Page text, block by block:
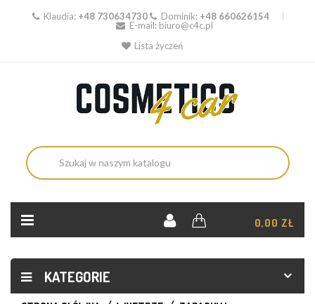
Klaudia: +48 730634730 Dominik: +48 660626154
E-mail: biuro@c4c.pl
Lista życzeń
0,00 ZŁ
KATEGORIE